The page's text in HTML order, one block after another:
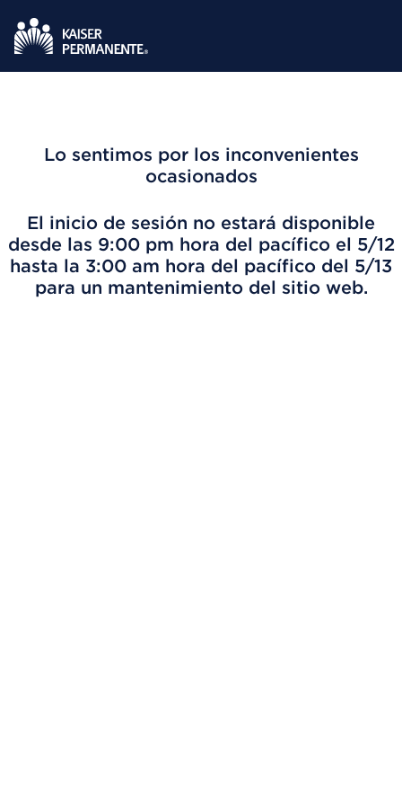
Lo sentimos por los inconvenientes
ocasionados
El inicio de sesión no estará disponible
desde las 9:00 pm hora del pacífico el 5/12
hasta la 3:00 am hora del pacífico del 5/13
para un mantenimiento del sitio web.